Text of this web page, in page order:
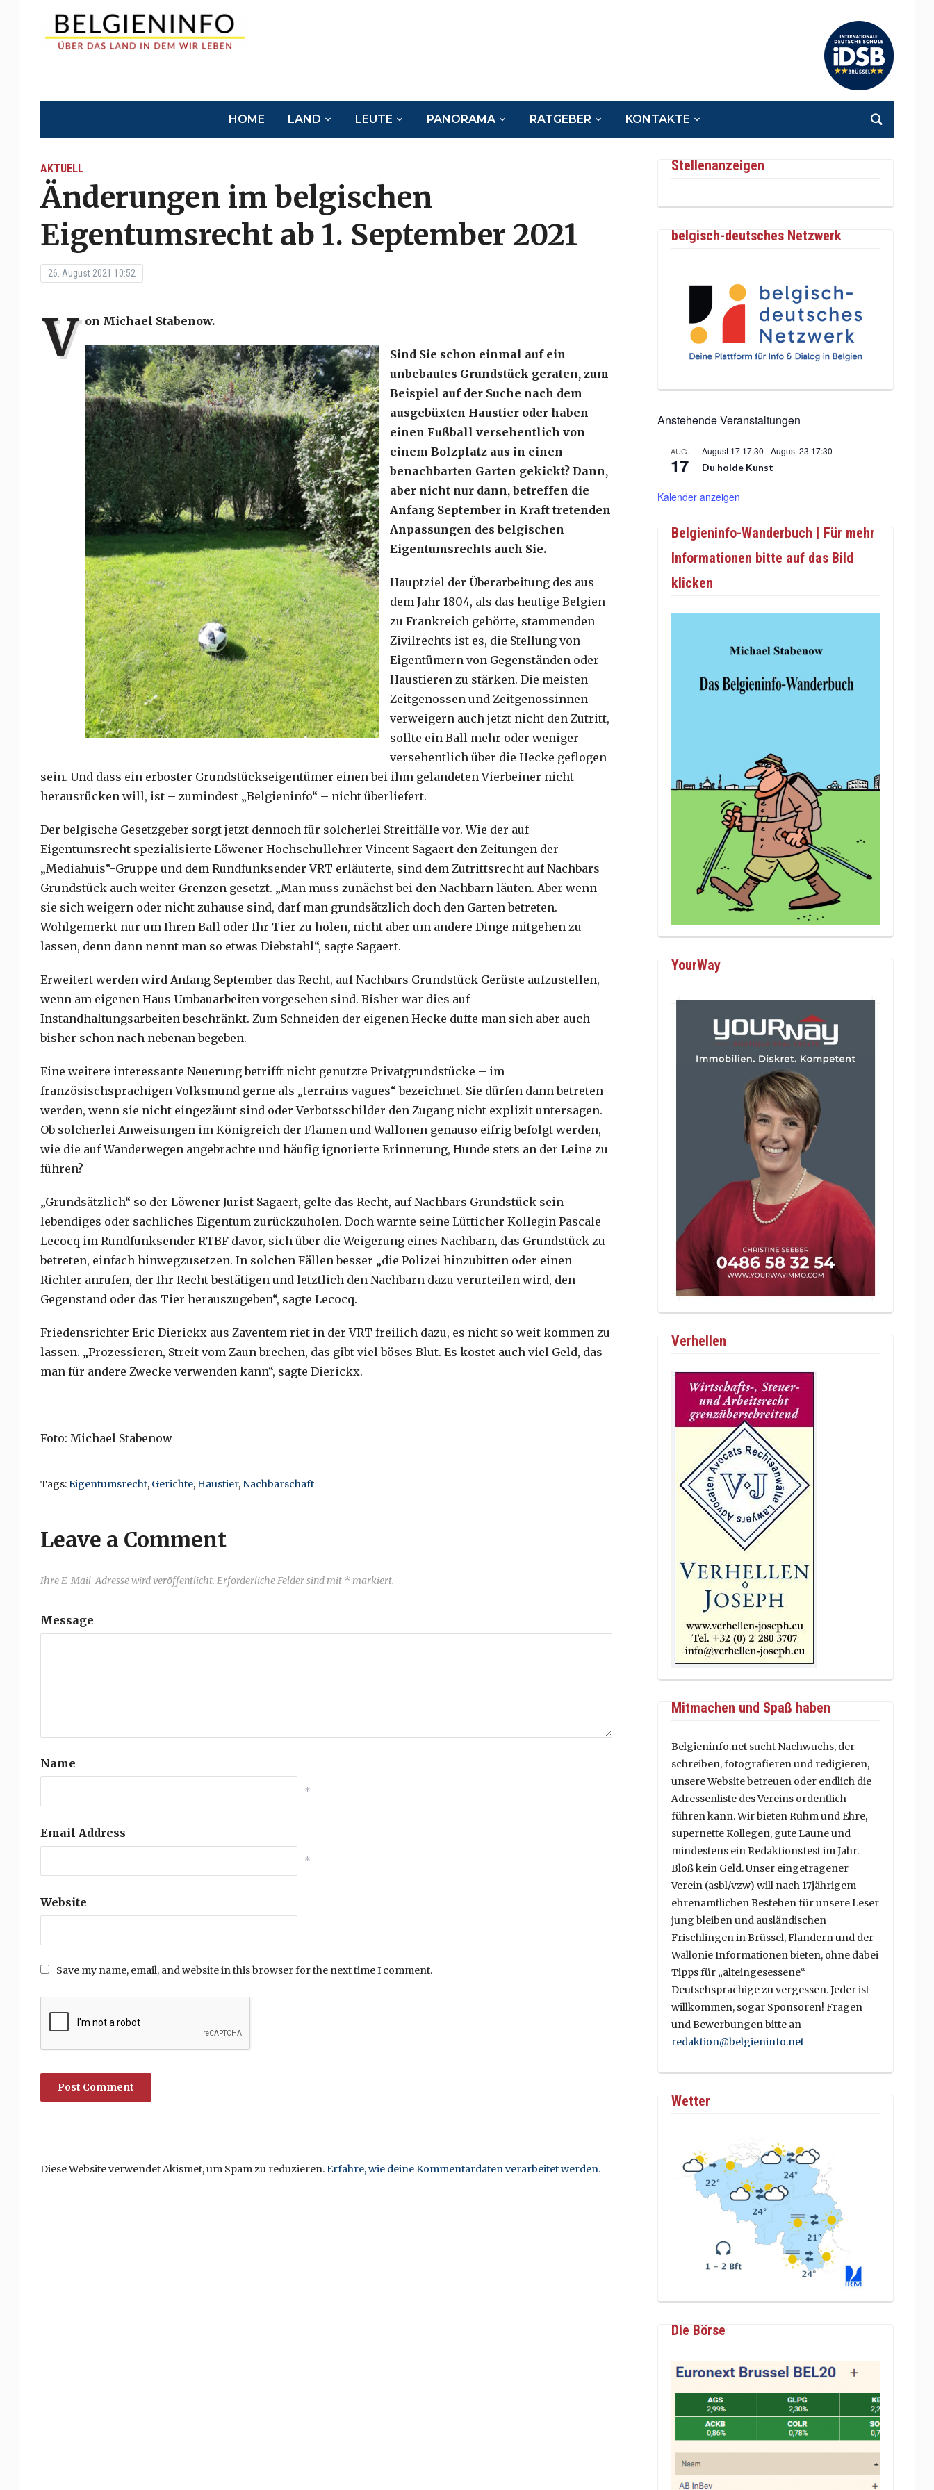
HOME LAND LEUTE PANORAMA RATGEBER KONTAKTE
AKTUELL
Änderungen im belgischen
Eigentumsrecht ab 1. September 2021
26. August 2021 10:52
V on Michael Stabenow.
Sind Sie schon einmal auf ein
unbebautes Grundstück geraten, zum
Beispiel auf der Suche nach dem
ausgebüxten Haustier oder haben
einen Fußball versehentlich von
einem Bolzplatz aus in einen
benachbarten Garten gekickt? Dann,
aber nicht nur dann, betreffen die
Anfang September in Kraft tretenden
Anpassungen des belgischen
Eigentumsrechts auch Sie.
Hauptziel der Überarbeitung des aus
dem Jahr 1804, als das heutige Belgien
zu Frankreich gehörte, stammenden
Zivilrechts ist es, die Stellung von
Eigentümern von Gegenständen oder
Haustieren zu stärken. Die meisten
Zeitgenossen und Zeitgenossinnen
verweigern auch jetzt nicht den Zutritt,
sollte ein Ball mehr oder weniger
versehentlich über die Hecke geflogen
sein. Und dass ein erboster Grundstückseigentümer einen bei ihm gelandeten Vierbeiner nicht
herausrücken will, ist – zumindest „Belgieninfo“ – nicht überliefert.
Der belgische Gesetzgeber sorgt jetzt dennoch für solcherlei Streitfälle vor. Wie der auf
Eigentumsrecht spezialisierte Löwener Hochschullehrer Vincent Sagaert den Zeitungen der
„Mediahuis“-Gruppe und dem Rundfunksender VRT erläuterte, sind dem Zutrittsrecht auf Nachbars
Grundstück auch weiter Grenzen gesetzt. „Man muss zunächst bei den Nachbarn läuten. Aber wenn
sie sich weigern oder nicht zuhause sind, darf man grundsätzlich doch den Garten betreten.
Wohlgemerkt nur um Ihren Ball oder Ihr Tier zu holen, nicht aber um andere Dinge mitgehen zu
lassen, denn dann nennt man so etwas Diebstahl“, sagte Sagaert.
Erweitert werden wird Anfang September das Recht, auf Nachbars Grundstück Gerüste aufzustellen,
wenn am eigenen Haus Umbauarbeiten vorgesehen sind. Bisher war dies auf
Instandhaltungsarbeiten beschränkt. Zum Schneiden der eigenen Hecke dufte man sich aber auch
bisher schon nach nebenan begeben.
Eine weitere interessante Neuerung betrifft nicht genutzte Privatgrundstücke – im
französischsprachigen Volksmund gerne als „terrains vagues“ bezeichnet. Sie dürfen dann betreten
werden, wenn sie nicht eingezäunt sind oder Verbotsschilder den Zugang nicht explizit untersagen.
Ob solcherlei Anweisungen im Königreich der Flamen und Wallonen genauso eifrig befolgt werden,
wie die auf Wanderwegen angebrachte und häufig ignorierte Erinnerung, Hunde stets an der Leine zu
führen?
„Grundsätzlich“ so der Löwener Jurist Sagaert, gelte das Recht, auf Nachbars Grundstück sein
lebendiges oder sachliches Eigentum zurückzuholen. Doch warnte seine Lütticher Kollegin Pascale
Lecocq im Rundfunksender RTBF davor, sich über die Weigerung eines Nachbarn, das Grundstück zu
betreten, einfach hinwegzusetzen. In solchen Fällen besser „die Polizei hinzubitten oder einen
Richter anrufen, der Ihr Recht bestätigen und letztlich den Nachbarn dazu verurteilen wird, den
Gegenstand oder das Tier herauszugeben“, sagte Lecocq.
Friedensrichter Eric Dierickx aus Zaventem riet in der VRT freilich dazu, es nicht so weit kommen zu
lassen. „Prozessieren, Streit vom Zaun brechen, das gibt viel böses Blut. Es kostet auch viel Geld, das
man für andere Zwecke verwenden kann“, sagte Dierickx.
Foto: Michael Stabenow
Tags:Eigentumsrecht, Gerichte, Haustier, Nachbarschaft
Leave a Comment
Ihre E-Mail-Adresse wird veröffentlicht. Erforderliche Felder sind mit * markiert.
Message
Name
*
Email Address
*
Website
Save my name, email, and website in this browser for the next time I comment.
Diese Website verwendet Akismet, um Spam zu reduzieren.Erfahre, wie deine Kommentardaten verarbeitet werden.
Stellenanzeigen
belgisch-deutsches Netzwerk
Anstehende Veranstaltungen
AUG.
17
August 17 17:30 -August 23 17:30
Du holde Kunst
Kalender anzeigen
Belgieninfo-Wanderbuch | Für mehr
Informationen bitte auf das Bild
klicken
YourWay
Verhellen
Mitmachen und Spaß haben
Belgieninfo.net sucht Nachwuchs, der
schreiben, fotografieren und redigieren,
unsere Website betreuen oder endlich die
Adressenliste des Vereins ordentlich
führen kann. Wir bieten Ruhm und Ehre,
supernette Kollegen, gute Laune und
mindestens ein Redaktionsfest im Jahr.
Bloß kein Geld. Unser eingetragener
Verein (asbl/vzw) will nach 17jährigem
ehrenamtlichen Bestehen für unsere Leser
jung bleiben und ausländischen
Frischlingen in Brüssel, Flandern und der
Wallonie Informationen bieten, ohne dabei
Tipps für „alteingesessene“
Deutschsprachige zu vergessen. Jeder ist
willkommen, sogar Sponsoren! Fragen
und Bewerbungen bitte an
redaktion@belgieninfo.net
Wetter
Die Börse